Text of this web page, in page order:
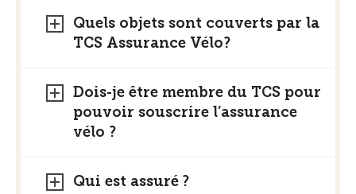
Quels objets sont couverts par la
TCS Assurance Vélo?
Dois-je être membre du TCS pour
pouvoir souscrire l’assurance
vélo ?
Qui est assuré ?